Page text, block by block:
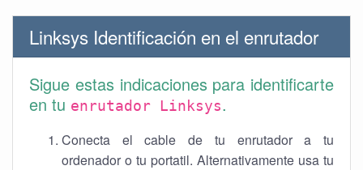
Linksys Identificación en el enrutador
Sigue estas indicaciones para identificarte
en tu enrutador Linksys.
Conecta el cable de tu enrutador a tu
ordenador o tu portatil. Alternativamente usa tu